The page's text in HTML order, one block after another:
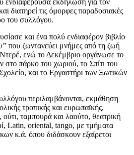
διατηρεί τις όμορφες παραδοσιακές
του συλλόγου.
και ένα πολύ ενδιαφέρον βιβλίο
που ζωντανεύει μνήμες από τη ζωή
ενώ το Δεκέμβριο οργάνωσε το
πάρκο του χωριού, το Σπίτι του
και το Εργαστήρι των Ξωτικών
περιλαμβάνονται, εκμάθηση
τροπικής και ευρωπαϊκής,
ταμπουρά και λαούτο, θεατρική
Latin, oriental, tango, με τμήματα
κ.ά. όπου διδάσκουν εξαίρετοι